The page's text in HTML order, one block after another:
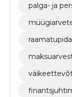
palga- ja